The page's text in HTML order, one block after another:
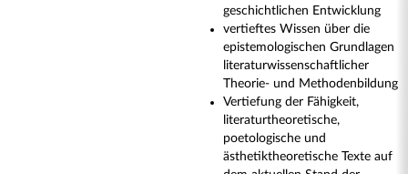
geschichtlichen Entwicklung
vertieftes Wissen über die
epistemologischen Grundlagen
literaturwissenschaftlicher
Theorie- und Methodenbildung
Vertiefung der Fähigkeit,
literaturtheoretische,
poetologische und
ästhetiktheoretische Texte auf